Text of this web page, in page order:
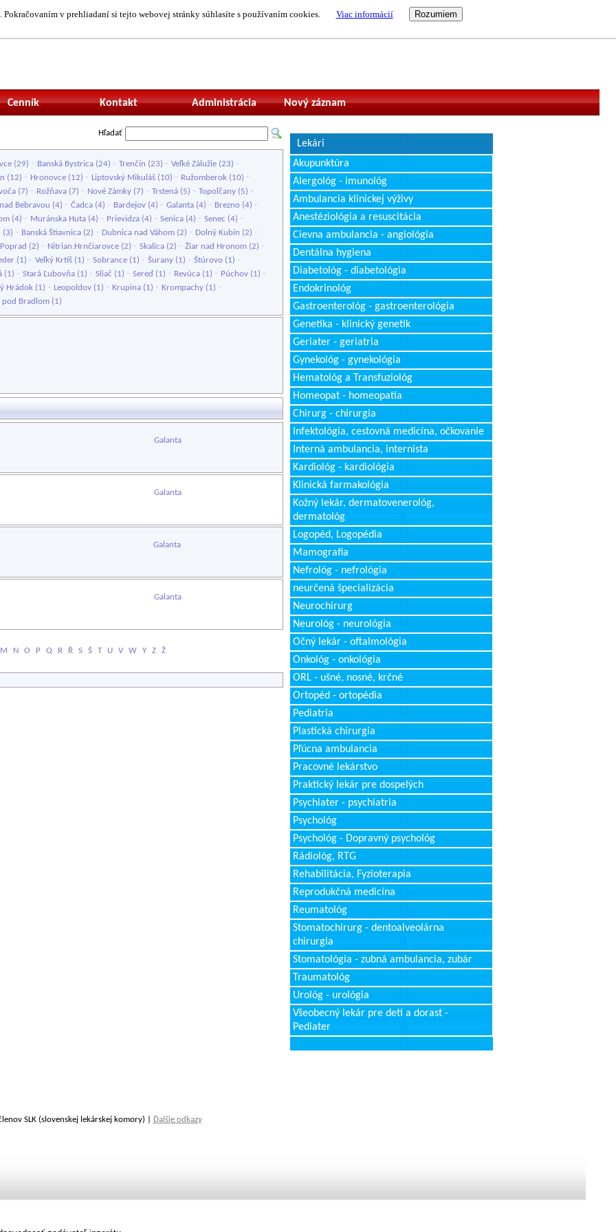
Pokračovaním v prehliadaní si tejto webovej stránky súhlasíte s používaním cookies. Viac informácií
Nový záznam
Administrácia
Kontakt
Cenník
Hľadať
(29) - Banská Bystrica (24) - Trenčín (23) - Veľké Zálužie (23) -
(12) - Hronovce (12) - Liptovský Mikuláš (10) - Ružomberok (10) -
(7) - Rožňava (7) - Nové Zámky (7) - Trstená (5) - Topoľčany (5) -
Bebravou (4) - Čadca (4) - Bardejov (4) - Galanta (4) - Brezno (4) -
(4) - Muránska Huta (4) - Prievidza (4) - Senica (4) - Senec (4) -
(3) - Banská Štiavnica (2) - Dubnica nad Váhom (2) - Dolný Kubín (2) -
Poprad (2) - Nitrian.Hrnčiarovce (2) - Skalica (2) - Žiar nad Hronom (2) -
(1) - Veľký Krtíš (1) - Sobrance (1) - Šurany (1) - Štúrovo (1) -
(1) - Stará Ľubovňa (1) - Sliač (1) - Sereď(1) - Revúca (1) - Púchov (1) -
Hrádok (1) - Leopoldov (1) - Krupina (1) - Krompachy (1) -
pod Bradlom (1)
Galanta
Galanta
Galanta
Galanta
M N O P Q R Ř S Š T U V W Y Z Ž
Lekári
Akupunktúra
Alergológ - imunológ
Ambulancia klinickej výživy
Anestéziológia a resuscitácia
Cievna ambulancia - angiológia
Dentálna hygiena
Diabetológ - diabetológia
Endokrinológ
Gastroenterológ - gastroenterológia
Genetika - klinický genetik
Geriater - geriatria
Gynekológ - gynekológia
Hematológ a Transfuziológ
Homeopat - homeopatia
Chirurg - chirurgia
Infektológia, cestovná medicína, očkovanie
Interná ambulancia, internista
Kardiológ - kardiológia
Klinická farmakológia
Kožný lekár, dermatovenerológ,
dermatológ
Logopéd, Logopédia
Mamografia
Nefrológ - nefrológia
neurčená špecializácia
Neurochirurg
Neurológ - neurológia
Očný lekár - oftalmológia
Onkológ - onkológia
ORL - ušné, nosné, krčné
Ortopéd - ortopédia
Pediatria
Plastická chirurgia
Pľúcna ambulancia
Pracovné lekárstvo
Praktický lekár pre dospelých
Psychiater - psychiatria
Psychológ
Psychológ - Dopravný psychológ
Rádiológ, RTG
Rehabilitácia, Fyzioterapia
Reprodukčná medicína
Reumatológ
Stomatochirurg - dentoalveolárna
chirurgia
Stomatológia - zubná ambulancia, zubár
Traumatológ
Urológ - urológia
Všeobecný lekár pre deti a dorast -
Pediater
SLK (slovenskej lekárskej komory) | Ďalšie odkazy